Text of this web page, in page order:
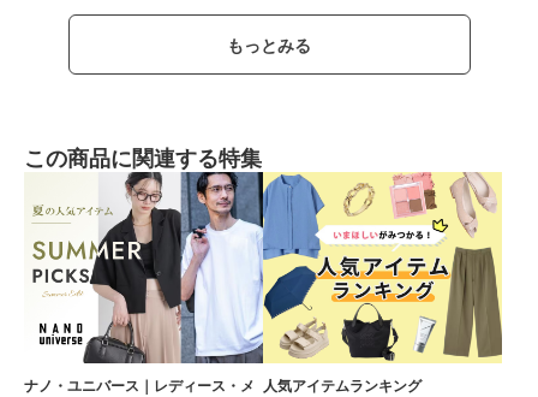
もっとみる
この商品に関連する特集
ナノ・ユニバース｜レディース・メ 人気アイテムランキング